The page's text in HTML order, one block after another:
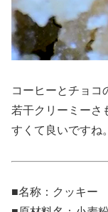
コーヒーとチョコ
若干クリーミーさ
すくて良いですね。
■名称：クッキー